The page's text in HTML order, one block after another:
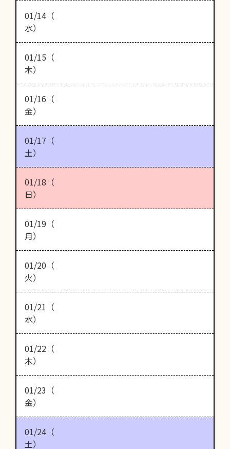
01/14（
水）
01/15（
木）
01/16（
金）
01/17（
土）
01/18（
日）
01/19（
月）
01/20（
火）
01/21（
水）
01/22（
木）
01/23（
金）
01/24（
土）